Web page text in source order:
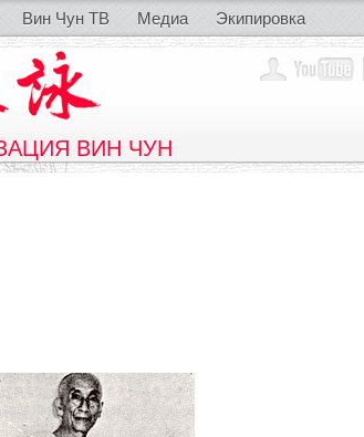
Вин Чун ТВ Медиа Экипировка
ВИН ЧУН